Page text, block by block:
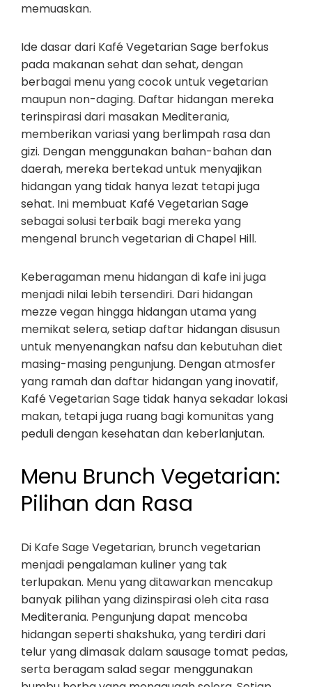
memuaskan.
Ide dasar dari Kafé Vegetarian Sage berfokus
pada makanan sehat dan sehat, dengan
berbagai menu yang cocok untuk vegetarian
maupun non-daging. Daftar hidangan mereka
terinspirasi dari masakan Mediterania,
memberikan variasi yang berlimpah rasa dan
gizi. Dengan menggunakan bahan-bahan dan
daerah, mereka bertekad untuk menyajikan
hidangan yang tidak hanya lezat tetapi juga
sehat. Ini membuat Kafé Vegetarian Sage
sebagai solusi terbaik bagi mereka yang
mengenal brunch vegetarian di Chapel Hill.
Keberagaman menu hidangan di kafe ini juga
menjadi nilai lebih tersendiri. Dari hidangan
mezze vegan hingga hidangan utama yang
memikat selera, setiap daftar hidangan disusun
untuk menyenangkan nafsu dan kebutuhan diet
masing-masing pengunjung. Dengan atmosfer
yang ramah dan daftar hidangan yang inovatif,
Kafé Vegetarian Sage tidak hanya sekadar lokasi
makan, tetapi juga ruang bagi komunitas yang
peduli dengan kesehatan dan keberlanjutan.
Menu Brunch Vegetarian:
Pilihan dan Rasa
Di Kafe Sage Vegetarian, brunch vegetarian
menjadi pengalaman kuliner yang tak
terlupakan. Menu yang ditawarkan mencakup
banyak pilihan yang dizinspirasi oleh cita rasa
Mediterania. Pengunjung dapat mencoba
hidangan seperti shakshuka, yang terdiri dari
telur yang dimasak dalam sausage tomat pedas,
serta beragam salad segar menggunakan